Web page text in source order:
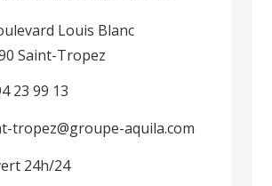
Louis Blanc
Saint-Tropez
23 99 13
tropez@groupe-aquila.com
24h/24